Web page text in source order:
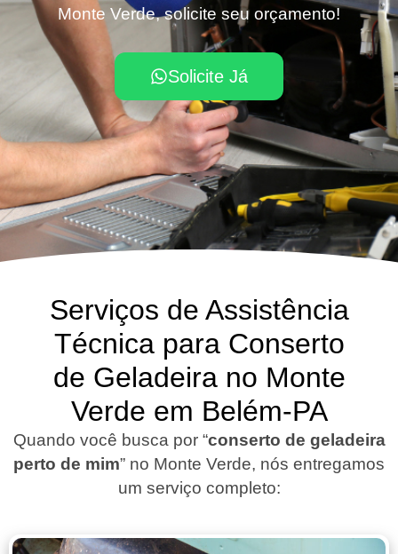
Monte Verde, solicite seu orçamento!
Solicite Já
Serviços de Assistência
Técnica para Conserto
de Geladeira no Monte
Verde em Belém-PA
Quando você busca por “conserto de geladeira
perto de mim” no Monte Verde, nós entregamos
um serviço completo: